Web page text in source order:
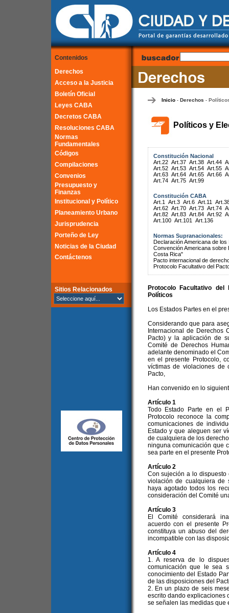
Contenidos
Derechos
Acceso a la Justicia
Boletín Oficial
Leyes CABA
Decretos CABA
Resoluciones CABA
Normas
Fundamentales
Códigos
Compilaciones
Convenios
Presupuesto y
Finanzas
Institucional y Político
Planeamiento Urbano
Jurisprudencia
Porteño de Ley
Noticias de la Ciudad
Contáctenos
Sitios Relacionados
Inicio- Derechos -
Políticos y
Constitución Nacional
Art.22 Art.37 Art.38 Art.44
Art.52 Art.53 Art.54 Art.55
Art.63 Art.64 Art.65 Art.66
Art.74 Art.75 Art.99
Constitución CABA
Art.1
Art.3 Art.6 Art.11
Art.62 Art.70 Art.73 Art.74
Art.82 Art.83 Art.84 Art.92
Art.100 Art.101 Art.136
Normas Supranacionales:
Declaración Americana de
Convención Americana
Costa Rica"
Pacto internacional de
Protocolo Facultativo del
Protocolo Facultativo
Políticos
Los Estados Partes en el
Considerando que para
Internacional de Derechos
Pacto) y la aplicación de
Comité de Derechos
adelante denominado el
en el presente Protocolo,
víctimas de violaciones de
Pacto,
Han convenido en lo
Artículo 1
Todo Estado Parte en el
Protocolo reconoce la
comunicaciones de
Estado y que aleguen ser
de cualquiera de los
ninguna comunicación que
sea parte en el presente
Artículo 2
Con sujeción a lo
violación de cualquiera de
haya agotado todos los
consideración del Comité
Artículo 3
El Comité considerará
acuerdo con el presente
constituya un abuso del
incompatible con las
Artículo 4
1. A reserva de lo
comunicación que le sea
conocimiento del Estado
de las disposiciones del
2. En un plazo de seis
escrito dando explicaciones
se señalen las medidas que